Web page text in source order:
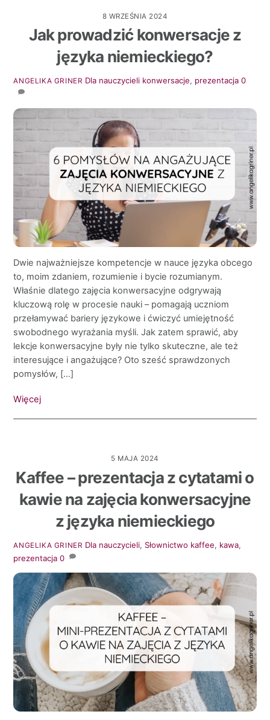
8 WRZEŚNIA 2024
Jak prowadzić konwersacje z
języka niemieckiego?
ANGELIKA GRINER Dla nauczycieli konwersacje, prezentacja 0
Dwie najważniejsze kompetencje w nauce języka obcego
to, moim zdaniem, rozumienie i bycie rozumianym.
Właśnie dlatego zajęcia konwersacyjne odgrywają
kluczową rolę w procesie nauki – pomagają uczniom
przełamywać bariery językowe i ćwiczyć umiejętność
swobodnego wyrażania myśli. Jak zatem sprawić, aby
lekcje konwersacyjne były nie tylko skuteczne, ale też
interesujące i angażujące? Oto sześć sprawdzonych
pomysłów, […]
Więcej
5 MAJA 2024
Kaffee – prezentacja z cytatami o
kawie na zajęcia konwersacyjne
z języka niemieckiego
ANGELIKA GRINER Dla nauczycieli, Słownictwo kaffee, kawa,
prezentacja 0